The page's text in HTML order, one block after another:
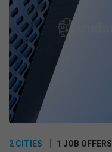
2 CITIES 1 JOB OFFERS